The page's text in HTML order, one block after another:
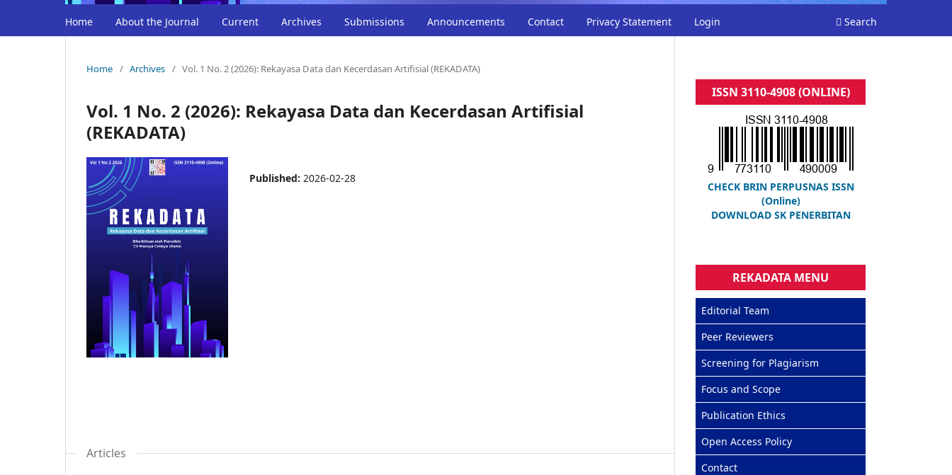
Home About the Journal Current Archives Submissions Announcements Contact Privacy Statement Login Search
Home / Archives / Vol. 1 No. 2 (2026): Rekayasa Data dan Kecerdasan Artifisial (REKADATA)
Vol. 1 No. 2 (2026): Rekayasa Data dan Kecerdasan Artifisial
(REKADATA)
Published: 2026-02-28
Articles
ISSN 3110-4908 (ONLINE)
CHECK BRIN PERPUSNAS ISSN
(Online)
DOWNLOAD SK PENERBITAN
REKADATA MENU
Editorial Team
Peer Reviewers
Screening for Plagiarism
Focus and Scope
Publication Ethics
Open Access Policy
Contact